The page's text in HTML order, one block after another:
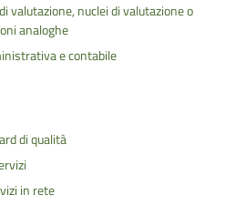
valutazione, nuclei di valutazione o
analoghe
e contabile
di qualità
in rete